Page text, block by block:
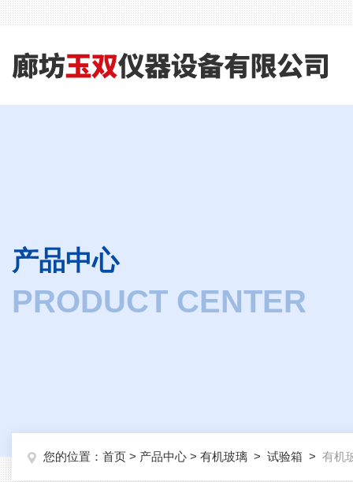
产品中心
PRODUCT CENTER
您的位置： 首页 > 产品中心 > 有机玻璃 > 试验箱 > 有机